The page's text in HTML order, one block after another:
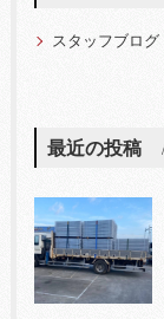
スタッフブログ
最近の投稿